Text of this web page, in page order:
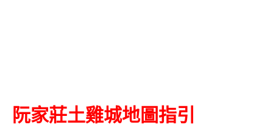
阮家莊土雞城地圖指引